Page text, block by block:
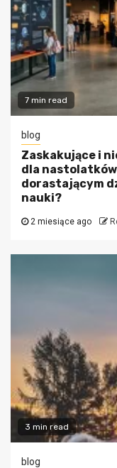
7 min read
blog
Zaskakujące i
dla
dorastającym
nauki?
2 miesiące ago
3 min read
blog